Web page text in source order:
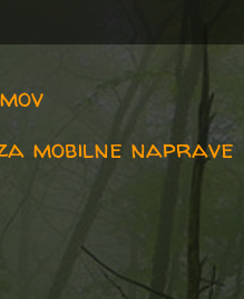
mobilne naprave